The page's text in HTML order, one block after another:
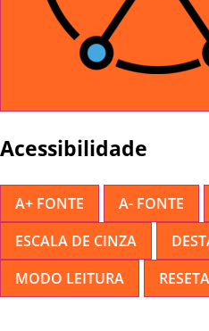
Acessibilidade
A+ FONTE A- FONTE
ESCALA DE CINZA
MODO LEITURA